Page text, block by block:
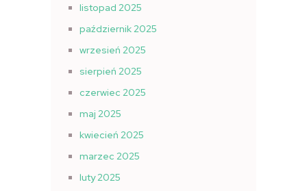
listopad 2025
październik 2025
wrzesień 2025
sierpień 2025
czerwiec 2025
maj 2025
kwiecień 2025
marzec 2025
luty 2025